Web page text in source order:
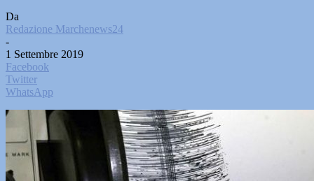
Da
Redazione Marchenews24
-
1 Settembre 2019
Facebook
Twitter
WhatsApp